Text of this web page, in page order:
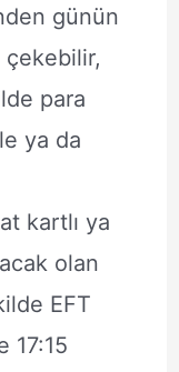
günün
para
ya da
kartlı ya
olan
EFT
17:15